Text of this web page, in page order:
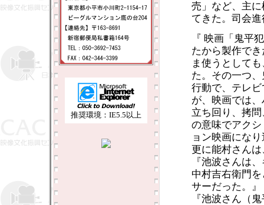
推奨環境：IE5.5以上
売」など、主
てきた。司会
『 映画「鬼平
たから製作で
ま使うとして
た。その一つ
行動で、テレ
が、映画では
立ち回り、拷
の意味でアクシ
ョン映画にな
更に能村さん
『池波さんは
中村吉右衛門
サーだった。』
『池波さん（